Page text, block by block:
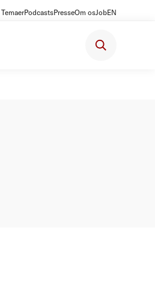
TemaerPodcastsPresseOm osJobEN